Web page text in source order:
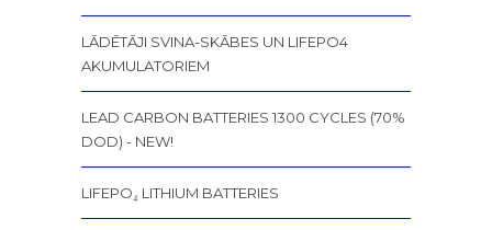
LĀDĒTĀJI SVINA-SKĀBES UN LIFEPO4
AKUMULATORIEM
LEAD CARBON BATTERIES 1300 CYCLES (70%
DOD) - NEW!
LIFEPO₄ LITHIUM BATTERIES